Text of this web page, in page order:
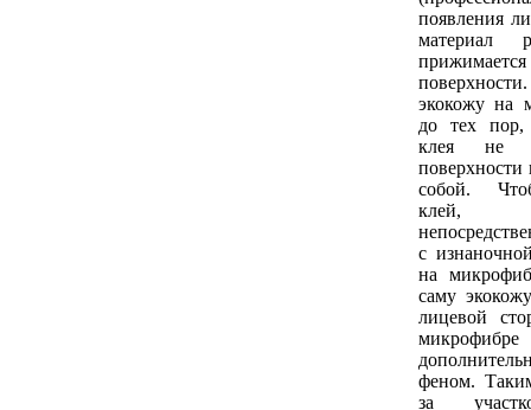
появления
материал
экокожу на
до тех пор,
клея не
собой.
клей,
с
на
саму
лицевой
микрофибре
феном.
за